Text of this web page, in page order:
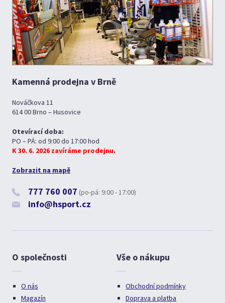
Kamenná prodejna v Brně
Nováčkova 11
614 00 Brno – Husovice
Otevírací doba:
PO – PÁ: od 9:00 do 17:00 hod
K 30. 6. 2026 zavíráme prodejnu.
Zobrazit na mapě
777 760 007 (po-pá: 9:00 - 17:00)
info@hsport.cz
O společnosti
O nás
Magazín
Vše o nákupu
Obchodní podmínky
Doprava a platba